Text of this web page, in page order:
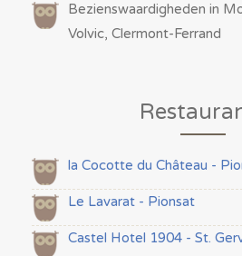
Bezienswaardigheden in
Volvic, Clermont-Ferrand
la Cocotte du Château -
Le Lavarat - Pionsat
Castel Hotel 1904 - St.